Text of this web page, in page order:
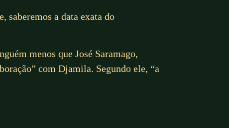
saberemos a data exata do
menos que José Saramago,
com Djamila. Segundo ele, “a